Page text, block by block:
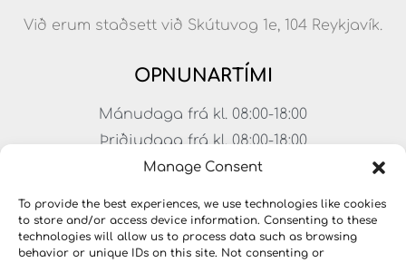
Manage Consent
To provide the best experiences, we use technologies like cookies
to store and/or access device information. Consenting to these
technologies will allow us to process data such as browsing
behavior or unique IDs on this site. Not consenting or
Við erum staðsett við Skútuvog 1e, 104 Reykjavík.
OPNUNARTÍMI
Mánudaga frá kl. 08:00-18:00
Þriðjudaga frá kl. 08:00-18:00
Miðvikudaga frá kl. 08:00-18:00
Föstudaga frá kl. 08:00-17:00
Laugardagar frá kl. 11:00-15:00